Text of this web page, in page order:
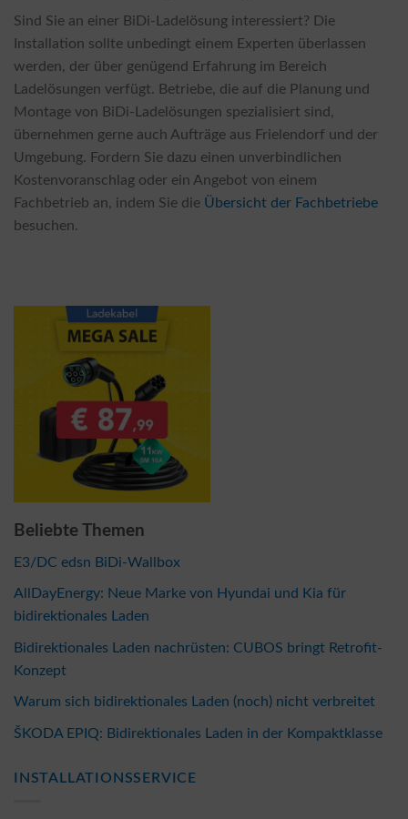
Sind Sie an einer BiDi-Ladelösung interessiert? Die
Installation sollte unbedingt einem Experten überlassen
werden, der über genügend Erfahrung im Bereich
Ladelösungen verfügt. Betriebe, die auf die Planung und
Montage von BiDi-Ladelösungen spezialisiert sind,
übernehmen gerne auch Aufträge aus Frielendorf und der
Umgebung. Fordern Sie dazu einen unverbindlichen
Kostenvoranschlag oder ein Angebot von einem
Fachbetrieb an, indem Sie die Übersicht der Fachbetriebe
besuchen.
Beliebte Themen
E3/DC edsn BiDi-Wallbox
AllDayEnergy: Neue Marke von Hyundai und Kia für
bidirektionales Laden
Bidirektionales Laden nachrüsten: CUBOS bringt Retrofit-
Konzept
Warum sich bidirektionales Laden (noch) nicht verbreitet
ŠKODA EPIQ: Bidirektionales Laden in der Kompaktklasse
INSTALLATIONSSERVICE